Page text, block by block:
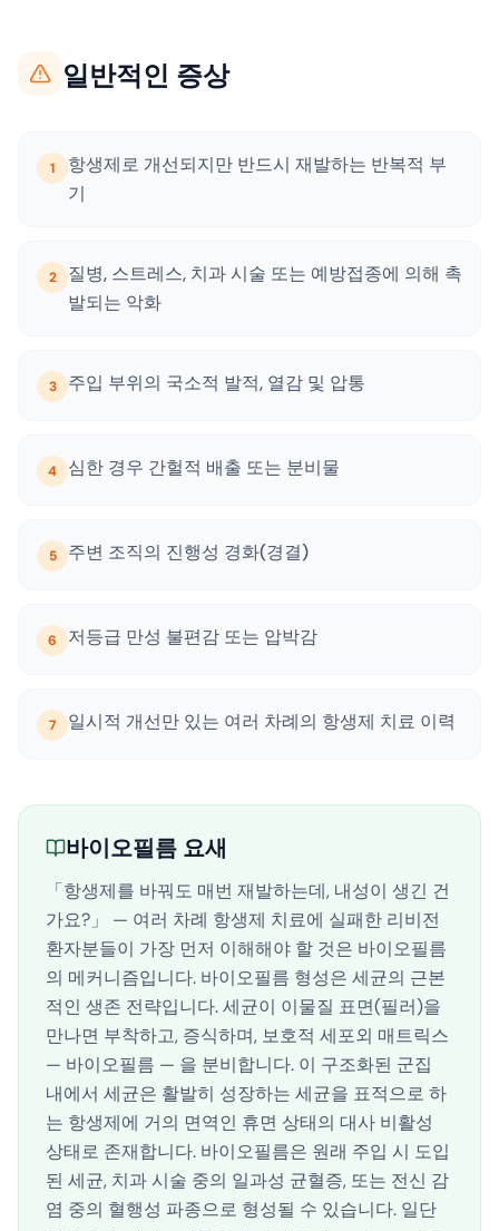
일반적인 증상
1
항생제로 개선되지만 반드시 재발하는 반복적 부
기
2
질병, 스트레스, 치과 시술 또는 예방접종에 의해 촉
발되는 악화
3 주입 부위의 국소적 발적, 열감 및 압통
4 심한 경우 간헐적 배출 또는 분비물
5 주변 조직의 진행성 경화(경결)
6 저등급 만성 불편감 또는 압박감
7 일시적 개선만 있는 여러 차례의 항생제 치료 이력
바이오필름 요새
「항생제를 바꿔도 매번 재발하는데, 내성이 생긴 건
가요?」 — 여러 차례 항생제 치료에 실패한 리비전
환자분들이 가장 먼저 이해해야 할 것은 바이오필름
의 메커니즘입니다. 바이오필름 형성은 세균의 근본
적인 생존 전략입니다. 세균이 이물질 표면(필러)을
만나면 부착하고, 증식하며, 보호적 세포외 매트릭스
— 바이오필름 — 을 분비합니다. 이 구조화된 군집
내에서 세균은 활발히 성장하는 세균을 표적으로 하
는 항생제에 거의 면역인 휴면 상태의 대사 비활성
상태로 존재합니다. 바이오필름은 원래 주입 시 도입
된 세균, 치과 시술 중의 일과성 균혈증, 또는 전신 감
염 중의 혈행성 파종으로 형성될 수 있습니다. 일단